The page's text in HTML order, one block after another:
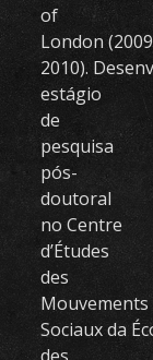
of
London
2010).
estágio
de
pesquisa
pós-
doutoral
no Centre
d’Études
des
Mouvements
Sociaux da